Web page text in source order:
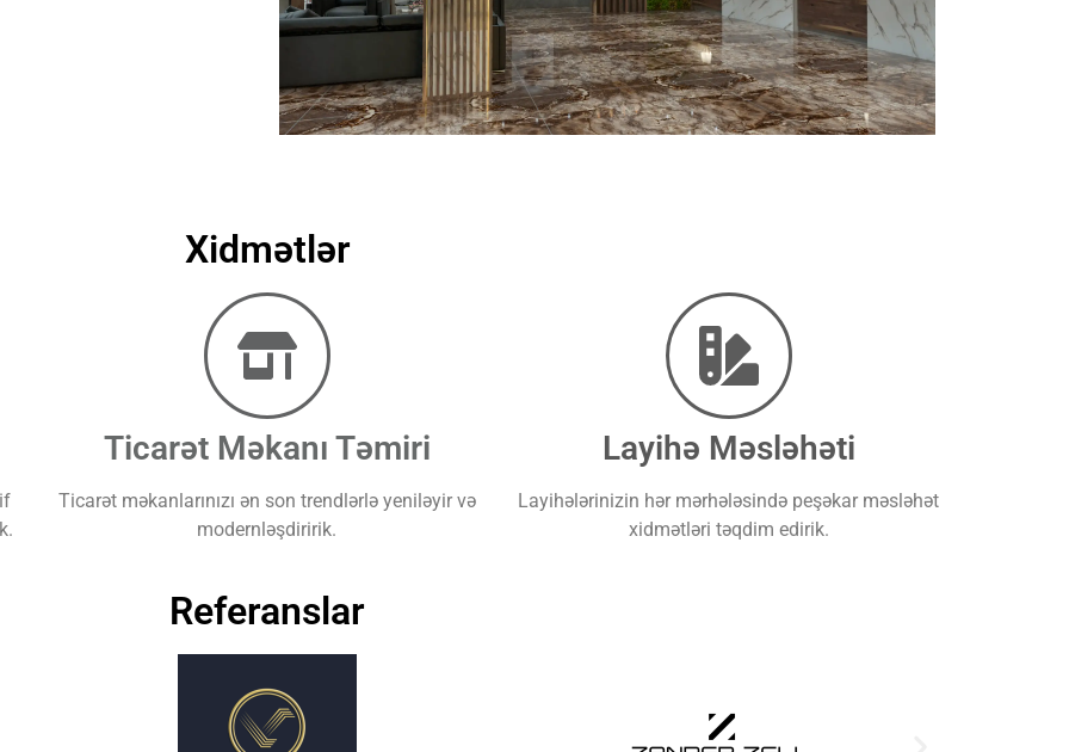
Xidmətlər
Ticarət Məkanı Təmiri
Ticarət məkanlarınızı ən son trendlərlə yeniləyir və
modernləşdiririk.
Layihə Məsləhəti
Layihələrinizin hər mərhələsində peşəkar məsləhət
xidmətləri təqdim edirik.
Referanslar